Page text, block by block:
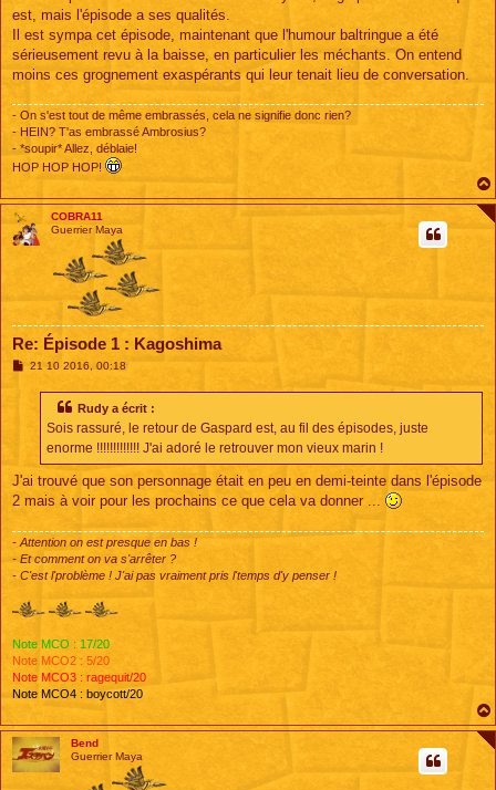
est, mais l'épisode a ses qualités.
Il est sympa cet épisode, maintenant que l'humour baltringue a été
sérieusement revu à la baisse, en particulier les méchants. On entend
moins ces grognement exaspérants qui leur tenait lieu de conversation.
- On s'est tout de même embrassés, cela ne signifie donc rien?
- HEIN? T'as embrassé Ambrosius?
- *soupir* Allez, déblaie!
HOP HOP HOP!
COBRA11
Guerrier Maya
Re: Épisode 1 : Kagoshima
M21 10 2016, 00:18
Rudy a écrit :
Sois rassuré, le retour de Gaspard est, au fil des épisodes, juste
enorme !!!!!!!!!!!!! J'ai adoré le retrouver mon vieux marin !
J'ai trouvé que son personnage était en peu en demi-teinte dans l'épisode
2 mais à voir pour les prochains ce que cela va donner ...
- Attention on est presque en bas !
- Et comment on va s'arrêter ?
- C'est l'problème ! J'ai pas vraiment pris l'temps d'y penser !
Note MCO : 17/20
Note MCO2 : 5/20
Note MCO3 : ragequit/20
Note MCO4 : boycott/20
Bend
Guerrier Maya